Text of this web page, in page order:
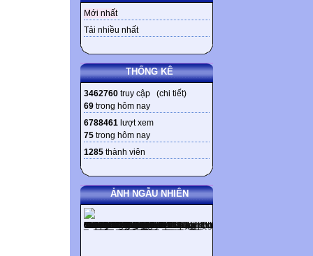
Mới nhất
Tải nhiều nhất
THỐNG KÊ
3462760 truy cập (chi tiết)
69 trong hôm nay
6788461 lượt xem
75 trong hôm nay
1285 thành viên
ẢNH NGẪU NHIÊN